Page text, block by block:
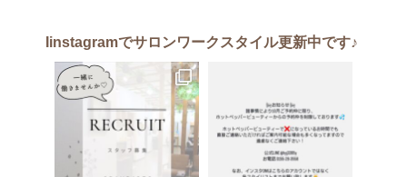
Iinstagramでサロンワークスタイル更新中です♪